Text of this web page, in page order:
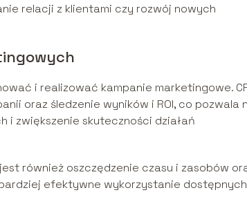
relacji z klientami czy rozwój nowych
i realizować kampanie marketingowe.
oraz śledzenie wyników i ROI, co pozwala
zwiększenie skuteczności działań
również oszczędzenie czasu i zasobów
efektywne wykorzystanie dostępnych